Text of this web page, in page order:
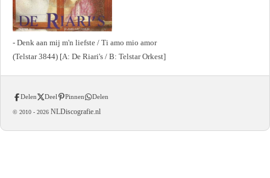
- Denk aan mij m'n liefste / Ti amo mio amor
(Telstar 3844) [A: De Riari's / B: Telstar Orkest]
Delen Deel Pinnen Delen
© 2010 - 2026 NLDiscografie.nl